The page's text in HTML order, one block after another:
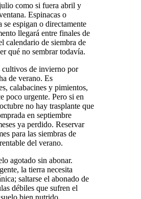
como si fuera abril y
Espinacas o
se espigan o directamente
llegará entre finales de
calendario de siembra de
qué no sembrar todavía.
cultivos de invierno por
de verano. Es
calabacines y pimientos,
poco urgente. Pero si en
no hay trasplante que
en septiembre
ya perdido. Reservar
para las siembras de
del verano.
agotado sin abonar.
la tierra necesita
saltarse el abonado de
débiles que sufren el
bien nutrido,